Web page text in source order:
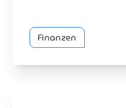
Finanzen